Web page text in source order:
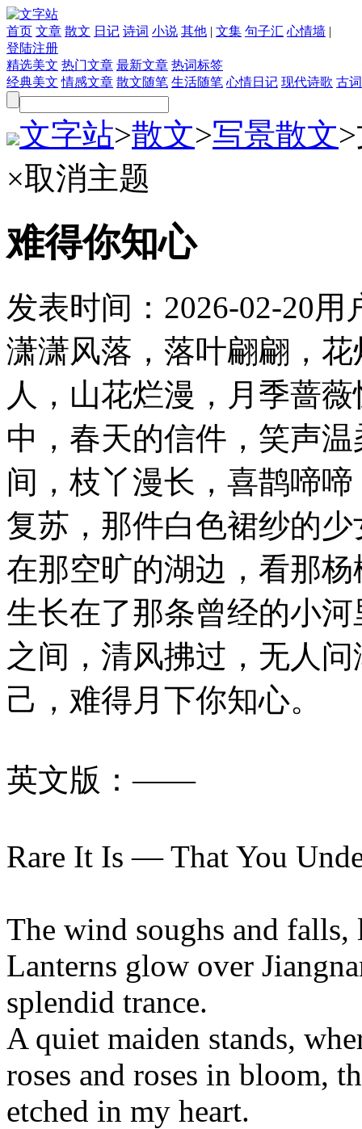
首页 文章 散文 日记 诗词 小说 其他 | 文集 句子汇 心情墙 |
登陆注册
精选美文 热门文章 最新文章 热词标签
经典美文 情感文章 散文随笔 生活随笔 心情日记 现代诗歌 古
文字站>散文>写景散文>
×取消主题
难得你知心
发表时间： 2026-02-20用
潇潇风落，落叶翩翩，
人，山花烂漫，月季蔷
中，春天的信件，笑声
间，枝丫漫长，喜鹊啼
复苏，那件白色裙纱的
在那空旷的湖边，看那
生长在了那条曾经的小
之间，清风拂过，无人
己，难得月下你知心。
英文版：——
Rare It Is — That You
The wind soughs and
Lanterns glow over
splendid trance.
A quiet maiden stands,
roses and roses in bloom,
etched in my heart.